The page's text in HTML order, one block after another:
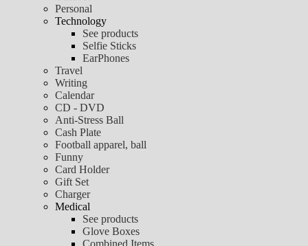
Personal
Technology
See products
Selfie Sticks
EarPhones
Travel
Writing
Calendar
CD - DVD
Anti-Stress Ball
Cash Plate
Football apparel, ball
Funny
Card Holder
Gift Set
Charger
Medical
See products
Glove Boxes
Combined Items